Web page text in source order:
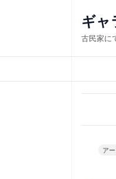
ス
キ
ギャ
古民家に
ア